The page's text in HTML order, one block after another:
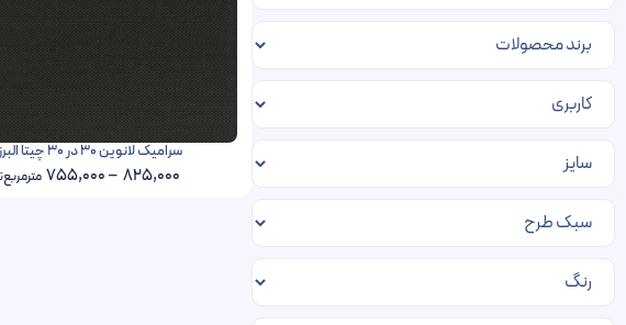
سرامیک لانوین 30 در 30 چیتا البرز مات
825,000
–
755,000 مترمربع